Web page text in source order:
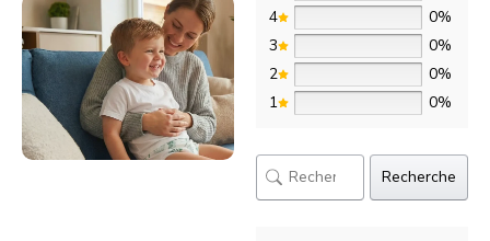
4
0%
3
0%
2
0%
1
0%
Recherche